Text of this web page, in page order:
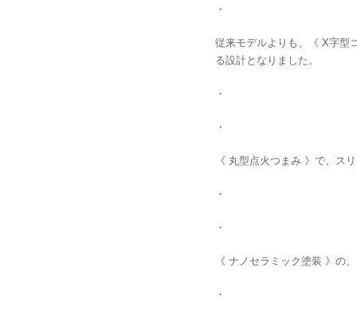
・
従来モデルよりも、《 X字型
る設計となりました。
・
・
《 丸型点火つまみ 》で、ス
・
・
《 ナノセラミック塗装 》の
・